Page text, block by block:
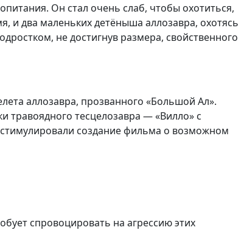
Он стал очень слаб, чтобы охотиться,
и два маленьких детёныша аллозавра, охотясь
не достигнув размера, свойственного
аллозавра, прозванного «Большой Ал».
травоядного тесцелозавра — «Вилло» c
создание фильма о возможном
спровоцировать на агрессию этих